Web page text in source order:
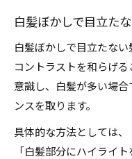
白髪ぼかしで目立た
白髪ぼかしで目立たな
コントラストを和らげ
意識し、白髪が多い場
ンスを取ります。
具体的な方法としては、
「白髪部分にハイライ